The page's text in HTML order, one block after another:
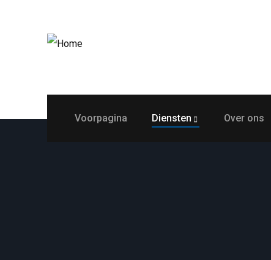
Voorpagina Diensten Over ons